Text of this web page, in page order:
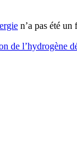
n’a pas été un
de l’hydrogène